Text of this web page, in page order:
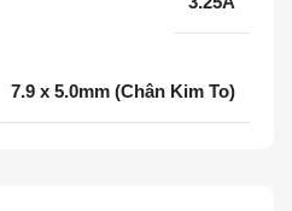
7.9 x 5.0mm (Chân Kim To)